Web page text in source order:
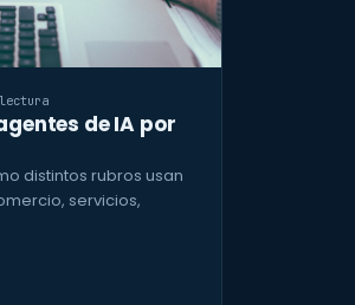
de IA por
distintos rubros usan
servicios,